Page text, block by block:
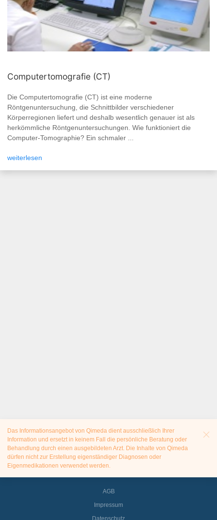
Computertomografie (CT)
Die Computertomografie (CT) ist eine moderne
Röntgenuntersuchung, die Schnittbilder verschiedener
Körperregionen liefert und deshalb wesentlich genauer ist als
herkömmliche Röntgenuntersuchungen. Wie funktioniert die
Computer-Tomographie? Ein schmaler ...
weiterlesen
Das Informationsangebot von Qimeda dient ausschließlich Ihrer
Information und ersetzt in keinem Fall die persönliche Beratung oder
Behandlung durch einen ausgebildeten Arzt. Die Inhalte von Qimeda
dürfen nicht zur Erstellung eigenständiger Diagnosen oder
Eigenmedikationen verwendet werden.
AGB
Impressum